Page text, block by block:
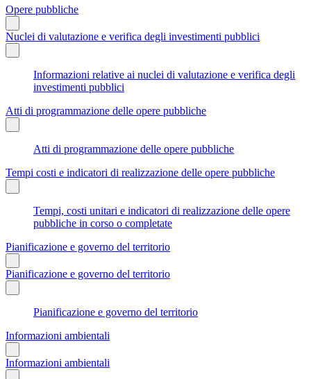
Opere pubbliche
Nuclei di valutazione e verifica degli investimenti pubblici
Informazioni relative ai nuclei di valutazione e verifica degli
investimenti pubblici
Atti di programmazione delle opere pubbliche
Atti di programmazione delle opere pubbliche
Tempi costi e indicatori di realizzazione delle opere pubbliche
Tempi, costi unitari e indicatori di realizzazione delle opere
pubbliche in corso o completate
Pianificazione e governo del territorio
Pianificazione e governo del territorio
Pianificazione e governo del territorio
Informazioni ambientali
Informazioni ambientali